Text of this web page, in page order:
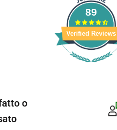
89
Verified Reviews
o